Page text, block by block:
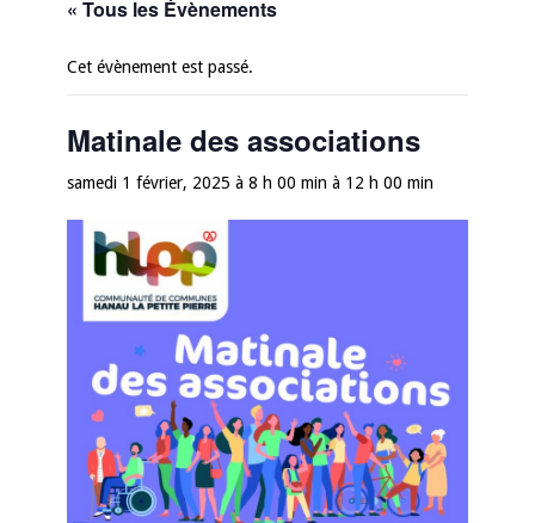
« Tous les Évènements
Cet évènement est passé.
Matinale des associations
samedi 1 février, 2025 à 8 h 00 min à 12 h 00 min